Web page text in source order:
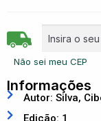
Não sei meu CEP
Informações
Autor: Silva,
Edição: 1